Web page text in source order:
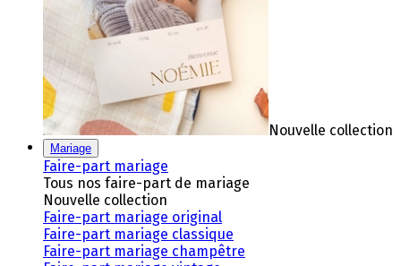
Nouvelle collection
Mariage
Faire-part mariage
Tous nos faire-part de mariage
Nouvelle collection
Faire-part mariage original
Faire-part mariage classique
Faire-part mariage champêtre